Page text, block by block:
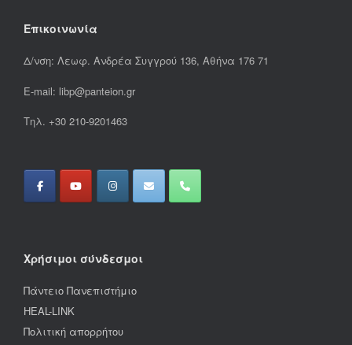
Επικοινωνία
Δ/νση: Λεωφ. Ανδρέα Συγγρού 136, Αθήνα 176 71
E-mail: libp@panteion.gr
Τηλ. +30 210-9201463
Χρήσιμοι σύνδεσμοι
Πάντειο Πανεπιστήμιο
HEAL-LINK
Πολιτική απορρήτου